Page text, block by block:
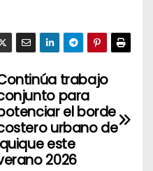
trabajo
para
el borde
urbano de
este
2026